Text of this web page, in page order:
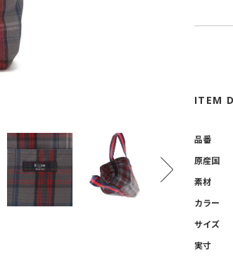
ITEM
品番
原産国
素材
カラー
サイズ
実寸